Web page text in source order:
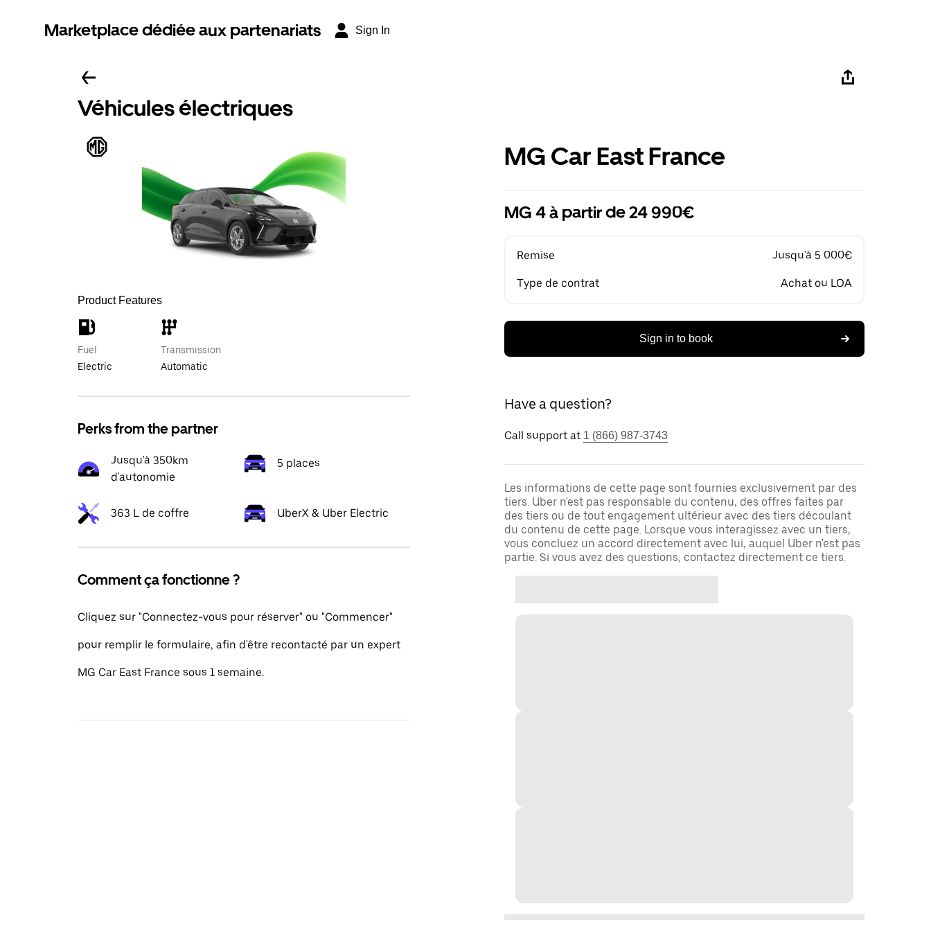
Marketplace dédiée aux partenariats Sign In
Véhicules électriques
Product Features
Fuel
Electric
Transmission
Automatic
Perks from the partner
Jusqu'à 350km
d'autonomie
5 places
363 L de coffre UberX & Uber Electric
Comment ça fonctionne ?
Cliquez sur "Connectez-vous pour réserver" ou "Commencer"
pour remplir le formulaire, afin d'être recontacté par un expert
MG Car East France sous 1 semaine.
MG Car East France
MG 4 à partir de 24 990€
Remise Jusqu'à 5 000€
Type de contrat Achat ou LOA
Sign in to book
Have a question?
Call support at 1 (866) 987-3743
Les informations de cette page sont fournies exclusivement par des
tiers. Uber n'est pas responsable du contenu, des offres faites par
des tiers ou de tout engagement ultérieur avec des tiers découlant
du contenu de cette page. Lorsque vous interagissez avec un tiers,
vous concluez un accord directement avec lui, auquel Uber n'est pas
partie. Si vous avez des questions, contactez directement ce tiers.